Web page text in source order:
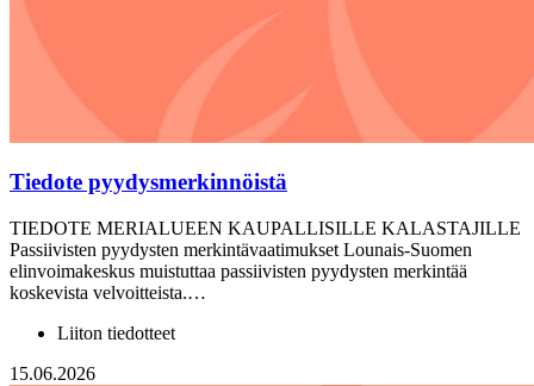
Tiedote pyydysmerkinnöistä
TIEDOTE MERIALUEEN KAUPALLISILLE KALASTAJILLE
Passiivisten pyydysten merkintävaatimukset Lounais-Suomen
elinvoimakeskus muistuttaa passiivisten pyydysten merkintää
koskevista velvoitteista.…
Liiton tiedotteet
15.06.2026